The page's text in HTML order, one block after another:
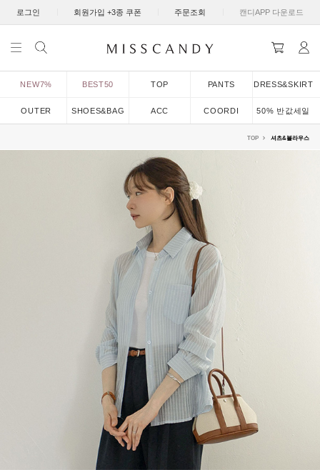
로그인 회원가입 +3종 쿠폰 주문조회 캔디APP 다운로드
NEW7% BEST50 TOP PANTS DRESS&SKIRT
OUTER SHOES&BAG ACC COORDI 50% 반값세일
TOP 셔츠&블라우스